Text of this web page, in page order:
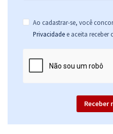
Ao cadastrar-se, você
Privacidade e aceita receber
Receber